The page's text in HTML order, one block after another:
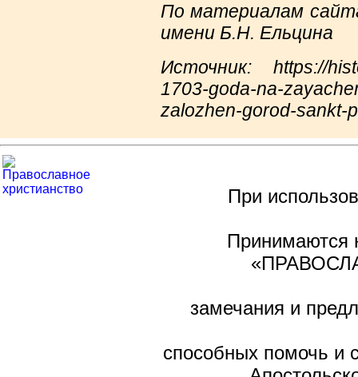
По материалам
имени Б.Н. Ельцина
Источник: https://
1703-goda-na-
zalozhen-gorod-sankt-
При
Принимаются
замечания и
способных помочь и